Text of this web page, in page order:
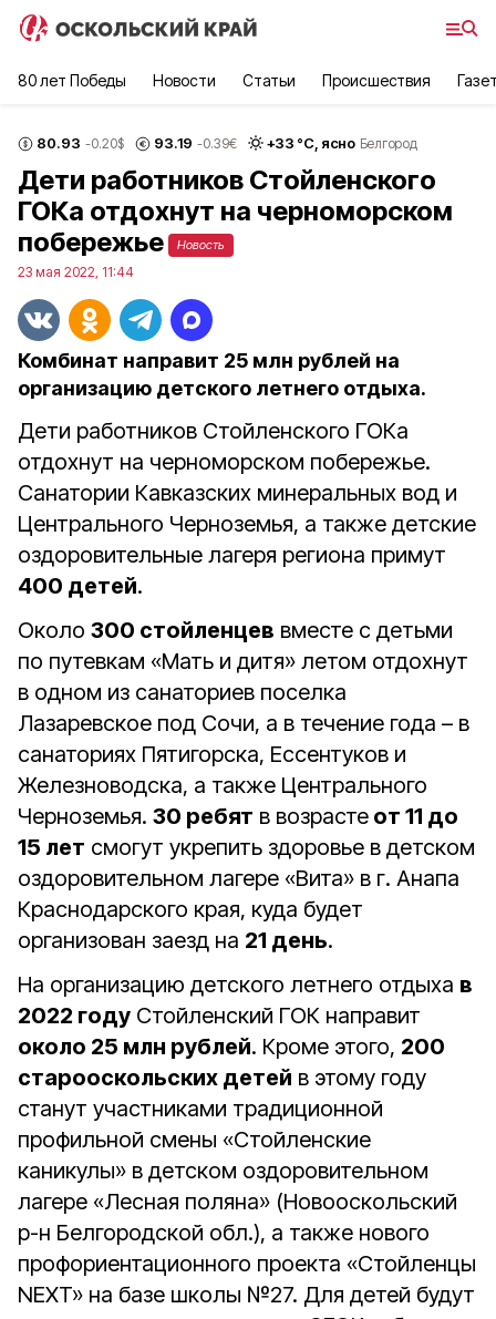
80 лет Победы Новости Статьи Происшествия
80.93 -0.20$ 93.19 -0.39€ +33 °С, ясно Белгород
Дети работников Стойленского
ГОКа отдохнут на черноморском
побережье
Новость
23 мая 2022, 11:44
Комбинат направит 25 млн рублей на
организацию детского летнего отдыха.
Дети работников Стойленского ГОКа
отдохнут на черноморском побережье.
Санатории Кавказских минеральных вод и
Центрального Черноземья, а также детские
оздоровительные лагеря региона примут
400 детей.
Около 300 стойленцев вместе с детьми
по путевкам «Мать и дитя» летом отдохнут
в одном из санаториев поселка
Лазаревское под Сочи, а в течение года – в
санаториях Пятигорска, Ессентуков и
Железноводска, а также Центрального
Черноземья. 30 ребят в возрасте от 11 до
15 лет смогут укрепить здоровье в детском
оздоровительном лагере «Вита» в г. Анапа
Краснодарского края, куда будет
организован заезд на 21 день.
На организацию детского летнего отдыха в
2022 году Стойленский ГОК направит
около 25 млн рублей. Кроме этого, 200
старооскольских детей в этому году
станут участниками традиционной
профильной смены «Стойленские
каникулы» в детском оздоровительном
лагере «Лесная поляна» (Новооскольский
р-н Белгородской обл.), а также нового
профориентационного проекта «Стойленцы
NEXT» на базе школы №27. Для детей будут